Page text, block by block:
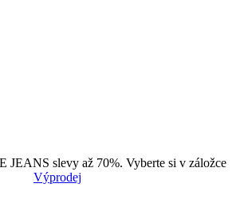
JEANS slevy až 70%. Vyberte si v záložce
Výprodej